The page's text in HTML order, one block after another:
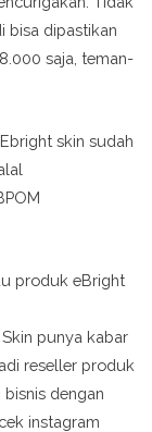
bisa dipastikan
saja, teman-
skin sudah
produk eBright
punya kabar
reseller produk
dengan
instagram